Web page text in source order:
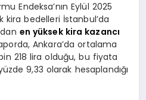
Endeksa’nın Eylül 2025
bedelleri İstanbul’da
en yüksek kira kazancı
Ankara’da ortalama
218 lira olduğu, bu fiyata
9,33 olarak hesaplandığı